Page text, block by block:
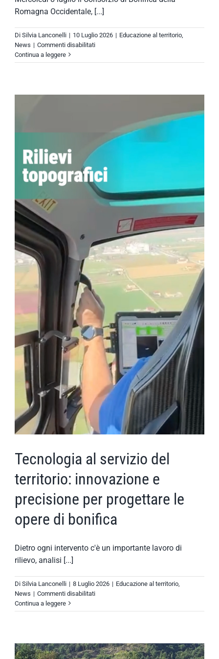
Romagna Occidentale, [...]
Di Silvia Lanconelli | 10 Luglio 2026 | Educazione al territorio
News | Commenti disabilitatisu
Campus,
che
Continua a leggere
Tecnologia al servizio del
territorio: innovazione e
precisione per progettare le
opere di bonifica
Dietro ogni intervento c'è un importante lavoro di
rilievo, analisi [...]
Di Silvia Lanconelli | 8 Luglio 2026 | Educazione al territorio
News | Commenti disabilitatisu
al
territorio:
innovazione
Continua a leggere